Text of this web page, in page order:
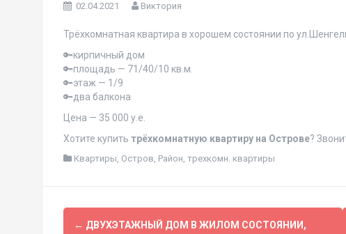
02.04.2021 Виктория
Трёхкомнатная квартира в хорошем состоянии по
🔑кирпичный дом
🔑площадь — 71/40/10 кв.м.
🔑этаж — 1/9
🔑два балкона
Цена — 35 000 у.е.
Хотите купить трёхкомнатную квартиру на Острове?
Квартиры, Остров, Район, трехкомн. квартиры
Навигация
← ДВУХЭТАЖНЫЙ ДОМ В ЖИЛОМ СОСТОЯНИИ,